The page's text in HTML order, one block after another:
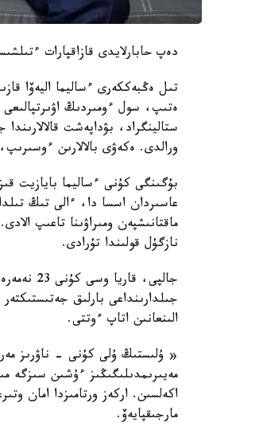
دەپ حابارلايدى قازاقپارات
ورالدى. ەكەۋى بالالارىن ءوسىرىپ، تاربيەلەدى. 1994 -
بۇگىنگى كۇنى ءساليما بايازيت
عاسىردان اسسا دا، ءالى تىڭ
ماقتانىشپەن ومىراۋىنا تاعىپ
نازگۇل قولىندا تۇرادى.
جىلدارىنداعى بارلىق
الىنعانىن اتاپ ءوتتى.
« ۇلىستىڭ ۇلى كۇنى - ناۋرىز
مەيىرىمدىلىگىڭىز ءۇشىن سىزگە
اكەلسىن. اركەز ورتامىزدا امان
مارجىقپايەۆ.